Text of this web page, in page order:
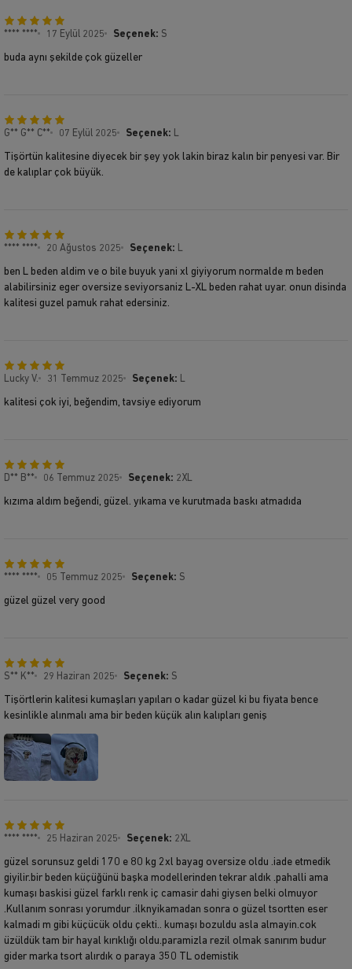
**** **** 17 Eylül 2025 Seçenek: S
buda aynı şekilde çok güzeller
G** G** C** 07 Eylül 2025 Seçenek: L
Tişörtün kalitesine diyecek bir şey yok lakin biraz kalın bir penyesi var. Bir
de kalıplar çok büyük.
**** **** 20 Ağustos 2025 Seçenek: L
ben L beden aldim ve o bile buyuk yani xl giyiyorum normalde m beden
alabilirsiniz eger oversize seviyorsaniz L-XL beden rahat uyar. onun disinda
kalitesi guzel pamuk rahat edersiniz.
Lucky V. 31 Temmuz 2025 Seçenek: L
kalitesi çok iyi, beğendim, tavsiye ediyorum
D** B** 06 Temmuz 2025 Seçenek: 2XL
kızıma aldım beğendi, güzel. yıkama ve kurutmada baskı atmadıda
**** **** 05 Temmuz 2025 Seçenek: S
güzel güzel very good
S** K** 29 Haziran 2025 Seçenek: S
Tişörtlerin kalitesi kumaşları yapıları o kadar güzel ki bu fiyata bence
kesinlikle alınmalı ama bir beden küçük alın kalıpları geniş
**** **** 25 Haziran 2025 Seçenek: 2XL
güzel sorunsuz geldi 170 e 80 kg 2xl bayag oversize oldu .iade etmedik
giyilir.bir beden küçüğünü başka modellerinden tekrar aldık .pahalli ama
kumaşı baskisi güzel farklı renk iç camasir dahi giysen belki olmuyor
.Kullanım sonrası yorumdur .ilknyikamadan sonra o güzel tsortten eser
kalmadi m gibi küçücük oldu çekti.. kumaşı bozuldu asla almayin.cok
üzüldük tam bir hayal kırıklığı oldu.paramizla rezil olmak sanırım budur
gider marka tsort alırdık o paraya 350 TL odemistik